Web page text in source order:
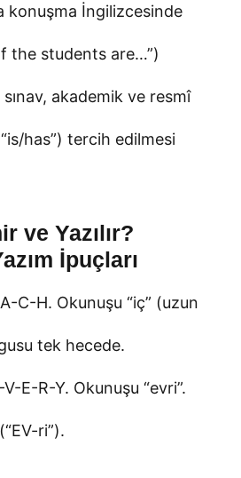
konuşma İngilizcesinde
the students are…”)
akademik ve resmî
has”) tercih edilmesi
ve Yazılır?
İpuçları
A-C-H. Okunuşu “iç” (uzun
tek hecede.
V-E-R-Y. Okunuşu “evri”.
ri”).